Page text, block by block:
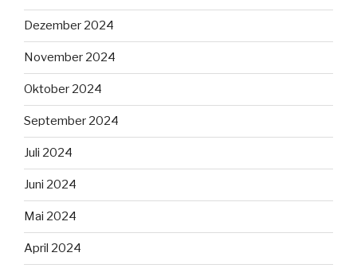
Dezember 2024
November 2024
Oktober 2024
September 2024
Juli 2024
Juni 2024
Mai 2024
April 2024